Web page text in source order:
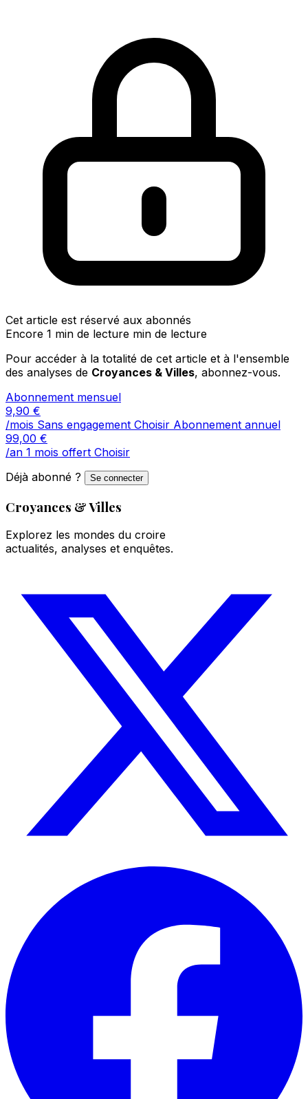
Cet article est réservé aux abonnés
Encore 1 min de lecture min de lecture
Pour accéder à la totalité de cet article et à l'ensemble
des analyses de Croyances & Villes, abonnez-vous.
Abonnement mensuel
9,90 €
/mois Sans engagement Choisir Abonnement annuel
99,00 €
/an 1 mois offert Choisir
Déjà abonné ?
Se connecter
Croyances & Villes
Explorez les mondes du croire
actualités, analyses et enquêtes.